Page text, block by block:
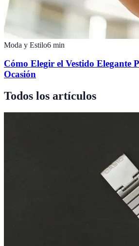
Moda y Estilo6 min
Cómo Elegir el Vestido Elegante
Ocasión
Todos los artículos